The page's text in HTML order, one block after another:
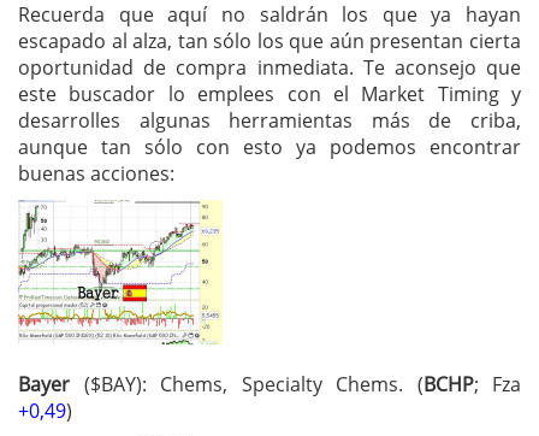
Recuerda que aquí no saldrán los que ya hayan
escapado al alza, tan sólo los que aún presentan cierta
oportunidad de compra inmediata. Te aconsejo que
este buscador lo emplees con el Market Timing y
desarrolles algunas herramientas más de criba,
aunque tan sólo con esto ya podemos encontrar
buenas acciones:
Bayer ($BAY): Chems, Specialty Chems. (BCHP; Fza
+0,49)